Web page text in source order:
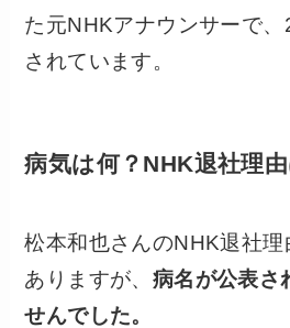
た元NHKアナウンサーで
されています。
病気は何？NHK退社理由
松本和也さんのNHK退社理
ありますが、 病名が公表さ
せんでした。